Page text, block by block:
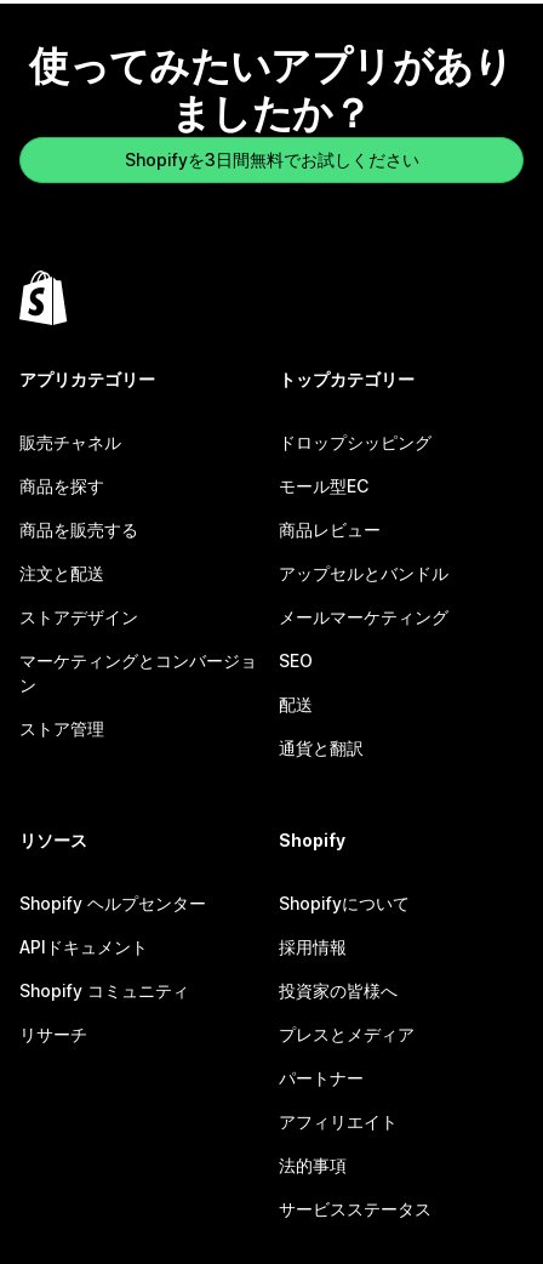
使ってみたいアプリがあり
ましたか？
Shopifyを3日間無料でお試しください
アプリカテゴリー
販売チャネル
商品を探す
商品を販売する
注文と配送
ストアデザイン
マーケティングとコンバージョ
ン
ストア管理
トップカテゴリー
ドロップシッピング
モール型EC
商品レビュー
アップセルとバンドル
メールマーケティング
SEO
配送
通貨と翻訳
リソース
Shopify ヘルプセンター
APIドキュメント
Shopify コミュニティ
リサーチ
Shopify
Shopifyについて
採用情報
投資家の皆様へ
プレスとメディア
パートナー
アフィリエイト
法的事項
サービスステータス